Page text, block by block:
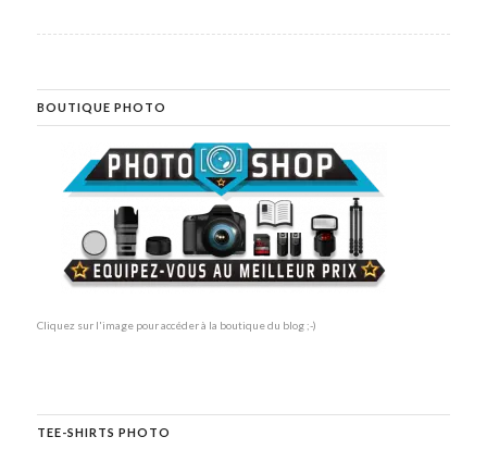
BOUTIQUE PHOTO
Cliquez sur l'image pour accéder à la boutique du blog ;-)
TEE-SHIRTS PHOTO